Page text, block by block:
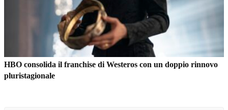
HBO consolida il franchise di Westeros con un doppio rinnovo
pluristagionale